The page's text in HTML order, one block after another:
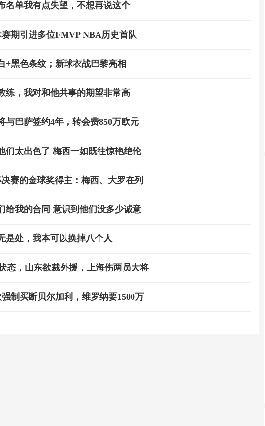
名单我有点失望，不想再说这个
期引进多位FMVP NBA历史首队
+黑色条纹；新球衣战巴黎亮相
练，我对和他共事的期望非常高
与巴萨签约4年，转会费850万欧元
们太出色了 梅西一如既往惊艳绝伦
赛的金球奖得主：梅西、大罗在列
给我的合同 意识到他们没多少诚意
是处，我本可以换掉八个人
态，山东欲裁外援，上海伤两员大将
制买断贝尔加利，维罗纳要1500万